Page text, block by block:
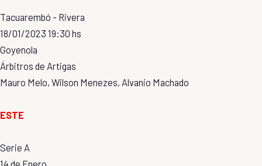
Tacuarembó - Rivera
18/01/2023 19:30 hs
Goyenola
Árbitros de Artigas
Mauro Melo, Wilson Menezes, Alvanio Machado
ESTE
Serie A
14 de Enero